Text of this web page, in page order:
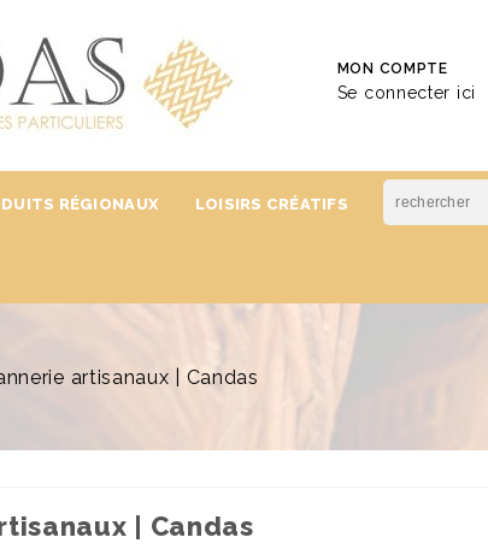
MON COMPTE
Se connecter ici
RÉGIONAUX LOISIRS CRÉATIFS
artisanaux | Candas
| Candas